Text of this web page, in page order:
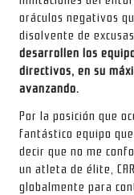
oráculos negativos
disolvente de
desarrollen los
directivos, en su
avanzando.
Por la posición que
fantástico equipo
decir que no me
un atleta de élite,
globalmente para